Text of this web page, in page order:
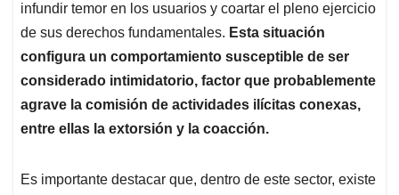
infundir temor en los usuarios y coartar el pleno ejercicio
de sus derechos fundamentales. Esta situación
configura un comportamiento susceptible de ser
considerado intimidatorio, factor que probablemente
agrave la comisión de actividades ilícitas conexas,
entre ellas la extorsión y la coacción.
Es importante destacar que, dentro de este sector, existe